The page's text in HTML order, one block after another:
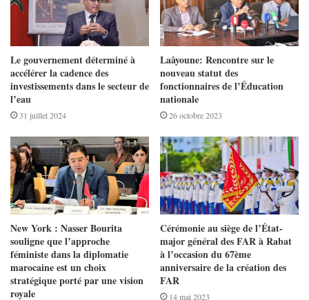
Le gouvernement déterminé à
accélérer la cadence des
investissements dans le secteur de
l’eau
31 juillet 2024
Laâyoune: Rencontre sur le
nouveau statut des
fonctionnaires de l’Éducation
nationale
26 octobre 2023
New York : Nasser Bourita
souligne que l’approche
féministe dans la diplomatie
marocaine est un choix
stratégique porté par une vision
royale
Cérémonie au siège de l’État-
major général des FAR à Rabat
à l’occasion du 67ème
anniversaire de la création des
FAR
14 mai 2023